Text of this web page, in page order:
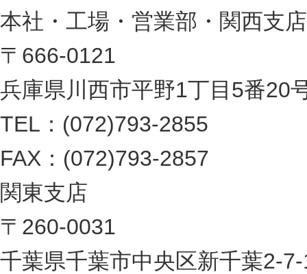
本社・工場・営業部・関西支店
〒666-0121
兵庫県川西市平野1丁目5番20
TEL：(072)793-2855
FAX：(072)793-2857
関東支店
〒260-0031
千葉県千葉市中央区新千葉2-